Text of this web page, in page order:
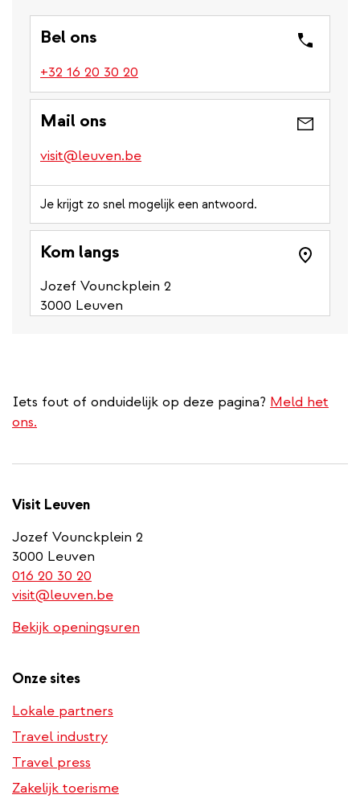
Bel ons
+32 16 20 30 20
is
number)
Mail ons
visit@leuven.be
Je krijgt zo snel mogelijk een antwoord.
Kom langs
Jozef Vounckplein 2
3000 Leuven
Iets fout of onduidelijk op deze pagina? Meld het
ons.
Visit Leuven
Jozef Vounckplein 2
3000 Leuven
016 20 30 20
is
phone
visit@leuven.be
Bekijk openingsuren
Onze sites
Lokale partners
Travel industry
Travel press
Zakelijk toerisme